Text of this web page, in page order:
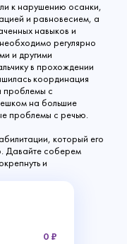
к нарушению осанки,
и равновесием, а
навыков и
регулярно
и другими
в прохождении
координация
проблемы с
на большие
проблемы с речью.
который его
Давайте соберем
и
0